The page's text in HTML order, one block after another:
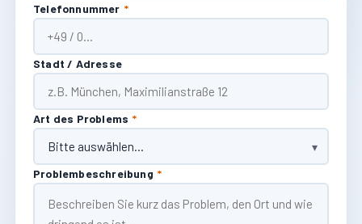
Telefonnummer *
Stadt / Adresse
Art des Problems *
Problembeschreibung *